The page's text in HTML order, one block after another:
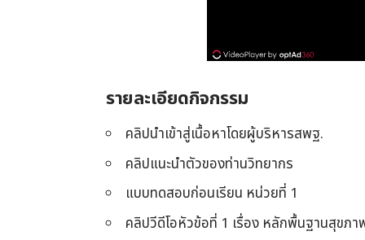
รายละเอียดกิจกรรม
คลิปนำเข้าสู่เนื้อหาโดยผู้บริหารสพฐ.
คลิปแนะนำตัวของท่านวิทยากร
แบบทดสอบก่อนเรียน หน่วยที่ 1
คลิปวีดีโอหัวข้อที่ 1 เรื่อง หลักพื้นฐานสุขภ